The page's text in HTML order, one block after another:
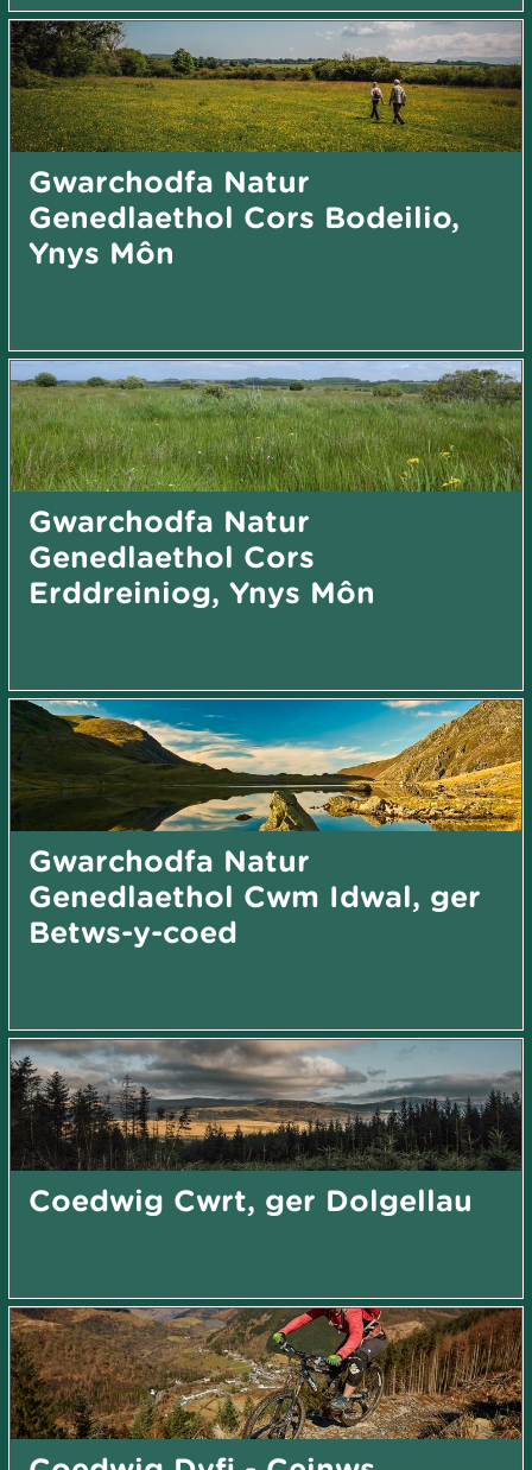
Gwarchodfa Natur
Genedlaethol Cors Bodeilio,
Ynys Môn
Gwarchodfa Natur
Genedlaethol Cors
Erddreiniog, Ynys Môn
Gwarchodfa Natur
Genedlaethol Cwm Idwal, ger
Betws-y-coed
Coedwig Cwrt, ger Dolgellau